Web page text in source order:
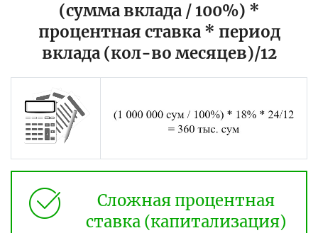
(сумма вклада / 100%) *
процентная ставка * период
вклада (кол-во месяцев)/12
Сложная процентная
ставка (капитализация)